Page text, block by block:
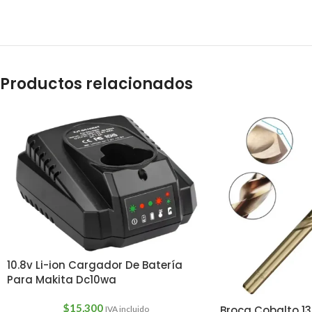
Productos relacionados
10.8v Li-ion Cargador De Batería
Para Makita Dc10wa
$15,300 IVA incluido